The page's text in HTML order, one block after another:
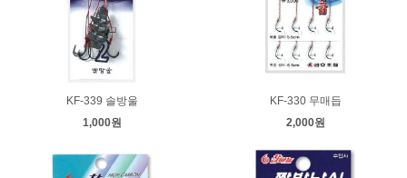
KF-339 솔방울
1,000원
KF-330 무매듭
2,000원